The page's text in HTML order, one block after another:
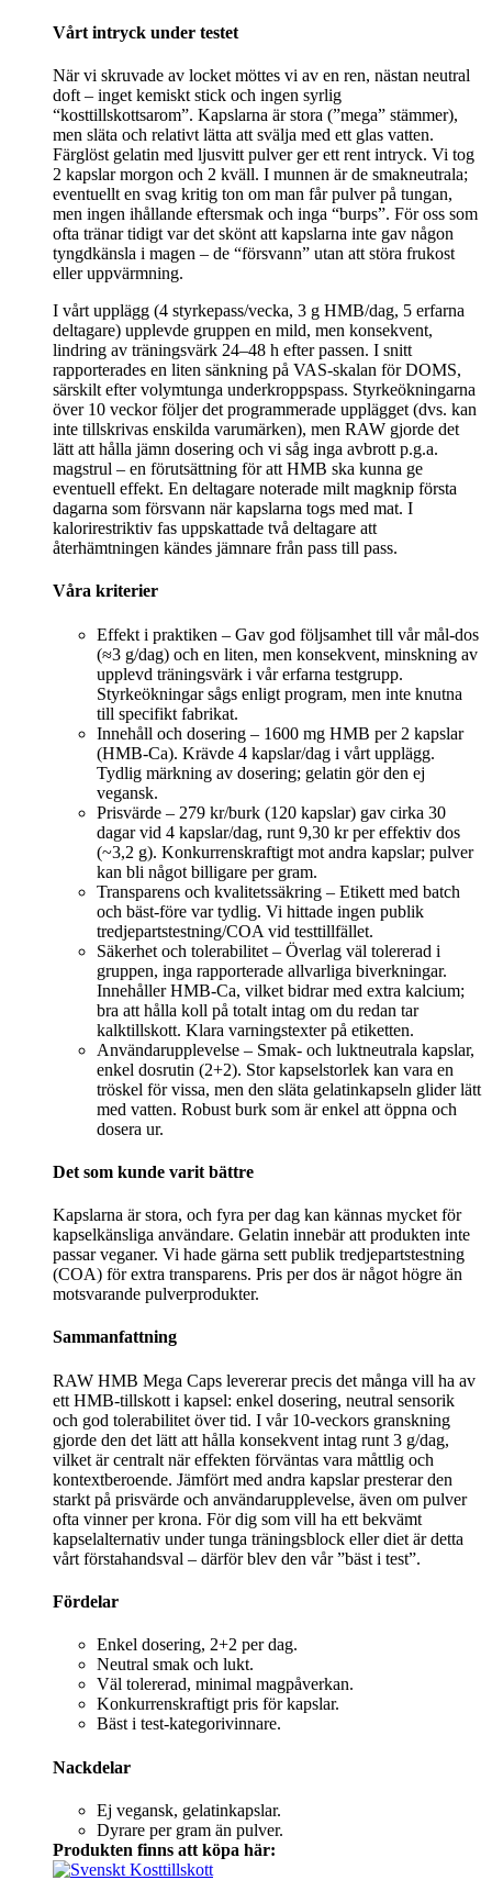
Vårt intryck under testet
När vi skruvade av locket möttes vi av en ren, nästan neutral
doft – inget kemiskt stick och ingen syrlig
“kosttillskottsarom”. Kapslarna är stora (”mega” stämmer),
men släta och relativt lätta att svälja med ett glas vatten.
Färglöst gelatin med ljusvitt pulver ger ett rent intryck. Vi tog
2 kapslar morgon och 2 kväll. I munnen är de smakneutrala;
eventuellt en svag kritig ton om man får pulver på tungan,
men ingen ihållande eftersmak och inga “burps”. För oss som
ofta tränar tidigt var det skönt att kapslarna inte gav någon
tyngdkänsla i magen – de “försvann” utan att störa frukost
eller uppvärmning.
I vårt upplägg (4 styrkepass/vecka, 3 g HMB/dag, 5 erfarna
deltagare) upplevde gruppen en mild, men konsekvent,
lindring av träningsvärk 24–48 h efter passen. I snitt
rapporterades en liten sänkning på VAS-skalan för DOMS,
särskilt efter volymtunga underkroppspass. Styrkeökningarna
över 10 veckor följer det programmerade upplägget (dvs. kan
inte tillskrivas enskilda varumärken), men RAW gjorde det
lätt att hålla jämn dosering och vi såg inga avbrott p.g.a.
magstrul – en förutsättning för att HMB ska kunna ge
eventuell effekt. En deltagare noterade milt magknip första
dagarna som försvann när kapslarna togs med mat. I
kalorirestriktiv fas uppskattade två deltagare att
återhämtningen kändes jämnare från pass till pass.
Våra kriterier
Effekt i praktiken – Gav god följsamhet till vår mål-dos
(≈3 g/dag) och en liten, men konsekvent, minskning av
upplevd träningsvärk i vår erfarna testgrupp.
Styrkeökningar sågs enligt program, men inte knutna
till specifikt fabrikat.
Innehåll och dosering – 1600 mg HMB per 2 kapslar
(HMB-Ca). Krävde 4 kapslar/dag i vårt upplägg.
Tydlig märkning av dosering; gelatin gör den ej
vegansk.
Prisvärde – 279 kr/burk (120 kapslar) gav cirka 30
dagar vid 4 kapslar/dag, runt 9,30 kr per effektiv dos
(~3,2 g). Konkurrenskraftigt mot andra kapslar; pulver
kan bli något billigare per gram.
Transparens och kvalitetssäkring – Etikett med batch
och bäst‑före var tydlig. Vi hittade ingen publik
tredjepartstestning/COA vid testtillfället.
Säkerhet och tolerabilitet – Överlag väl tolererad i
gruppen, inga rapporterade allvarliga biverkningar.
Innehåller HMB-Ca, vilket bidrar med extra kalcium;
bra att hålla koll på totalt intag om du redan tar
kalktillskott. Klara varningstexter på etiketten.
Användarupplevelse – Smak- och luktneutrala kapslar,
enkel dosrutin (2+2). Stor kapselstorlek kan vara en
tröskel för vissa, men den släta gelatinkapseln glider lätt
med vatten. Robust burk som är enkel att öppna och
dosera ur.
Det som kunde varit bättre
Kapslarna är stora, och fyra per dag kan kännas mycket för
kapselkänsliga användare. Gelatin innebär att produkten inte
passar veganer. Vi hade gärna sett publik tredjepartstestning
(COA) för extra transparens. Pris per dos är något högre än
motsvarande pulverprodukter.
Sammanfattning
RAW HMB Mega Caps levererar precis det många vill ha av
ett HMB-tillskott i kapsel: enkel dosering, neutral sensorik
och god tolerabilitet över tid. I vår 10‑veckors granskning
gjorde den det lätt att hålla konsekvent intag runt 3 g/dag,
vilket är centralt när effekten förväntas vara måttlig och
kontextberoende. Jämfört med andra kapslar presterar den
starkt på prisvärde och användarupplevelse, även om pulver
ofta vinner per krona. För dig som vill ha ett bekvämt
kapselalternativ under tunga träningsblock eller diet är detta
vårt förstahandsval – därför blev den vår ”bäst i test”.
Fördelar
Enkel dosering, 2+2 per dag.
Neutral smak och lukt.
Väl tolererad, minimal magpåverkan.
Konkurrenskraftigt pris för kapslar.
Bäst i test-kategorivinnare.
Nackdelar
Ej vegansk, gelatinkapslar.
Dyrare per gram än pulver.
Produkten finns att köpa här: